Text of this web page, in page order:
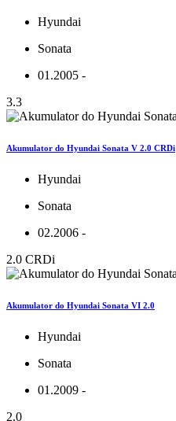
Hyundai
Sonata
01.2005 -
3.3
Akumulator do Hyundai Sonata V 2.0 CRDi
Hyundai
Sonata
02.2006 -
2.0 CRDi
Akumulator do Hyundai Sonata VI 2.0
Hyundai
Sonata
01.2009 -
2.0